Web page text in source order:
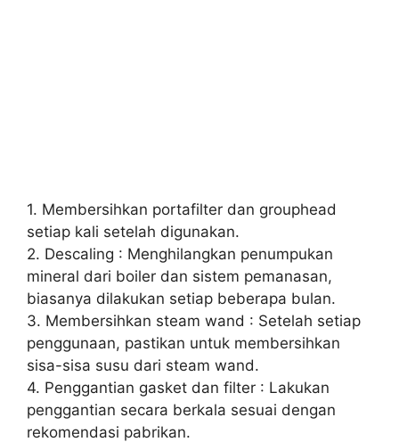
1. Membersihkan portafilter dan grouphead
setiap kali setelah digunakan.
2. Descaling : Menghilangkan penumpukan
mineral dari boiler dan sistem pemanasan,
biasanya dilakukan setiap beberapa bulan.
3. Membersihkan steam wand : Setelah setiap
penggunaan, pastikan untuk membersihkan
sisa-sisa susu dari steam wand.
4. Penggantian gasket dan filter : Lakukan
penggantian secara berkala sesuai dengan
rekomendasi pabrikan.